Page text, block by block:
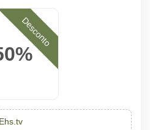
Desconto